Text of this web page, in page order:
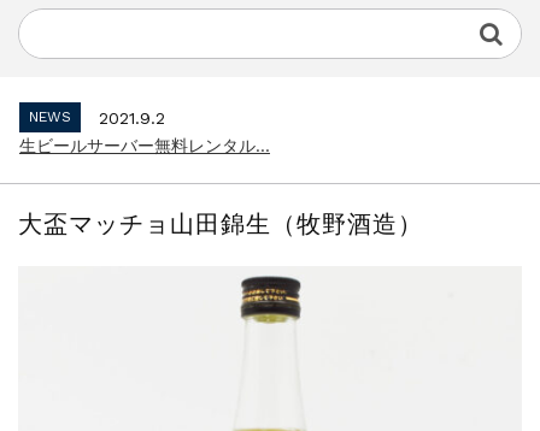
生ビールサーバー無料レンタル...
NEWS
2023.10.2
NEWS
2021.9.2
生ビールサーバー無料レンタル...
NEWS
2021.9.2
大盃マッチョ山田錦生（牧野酒造）